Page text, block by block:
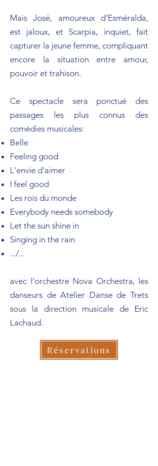
Mais José, amoureux d’Esméralda,
est jaloux, et Scarpia, inquiet, fait
capturer la jeune femme, compliquant
encore la situation entre amour,
pouvoir et trahison.
Ce spectacle sera ponctué des
passages les plus connus des
comédies musicales:
Belle
Feeling good
L'envie d'aimer
I feel good
Les rois du monde
Everybody needs somebody
Let the sun shine in
Singing in the rain
.../...
avec l'orchestre Nova Orchestra, les
danseurs de Atelier Danse de Trets
sous la direction musicale de Eric
Lachaud.
Réservations